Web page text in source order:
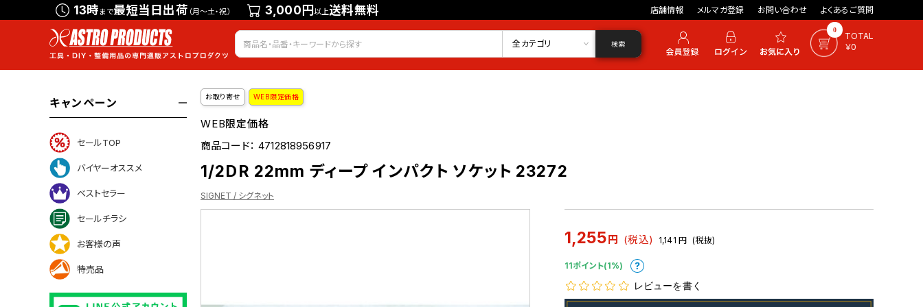
13時まで最短当日出荷 （月～土・祝） 3,000円以上送料無料 店舗情報 メルマガ登録 お問い合わせ よくあるご質問
会員登録 ログイン お気に入り 0
TOTAL
￥0
全カテゴリ 検索
キャンペーン
セールTOP
バイヤーオススメ
ベストセラー
セールチラシ
お客様の声
特売品
お取り寄せ WEB限定価格
WEB限定価格
商品コード：4712818956917
1/2DR 22mm ディープ インパクト ソケット 23272
SIGNET / シグネット
1,255円 (税込) 1,141 円 (税抜)
11ポイント(1%)
レビューを書く